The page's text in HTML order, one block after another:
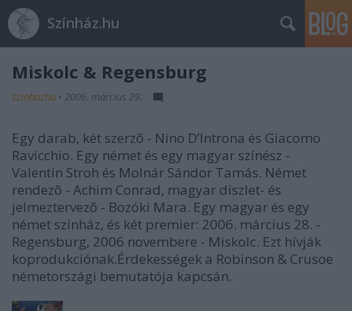
Színház.hu
Miskolc & Regensburg
szinhazhu • 2006. március 29.
Egy darab, két szerzõ - Nino D’Introna és Giacomo
Ravicchio. Egy német és egy magyar színész -
Valentin Stroh és Molnár Sándor Tamás. Német
rendezõ - Achim Conrad, magyar díszlet- és
jelmeztervezõ - Bozóki Mara. Egy magyar és egy
német színház, és két premier: 2006. március 28. -
Regensburg, 2006 novembere - Miskolc. Ezt hívják
koprodukciónak.Érdekességek a Robinson & Crusoe
németországi bemutatója kapcsán.